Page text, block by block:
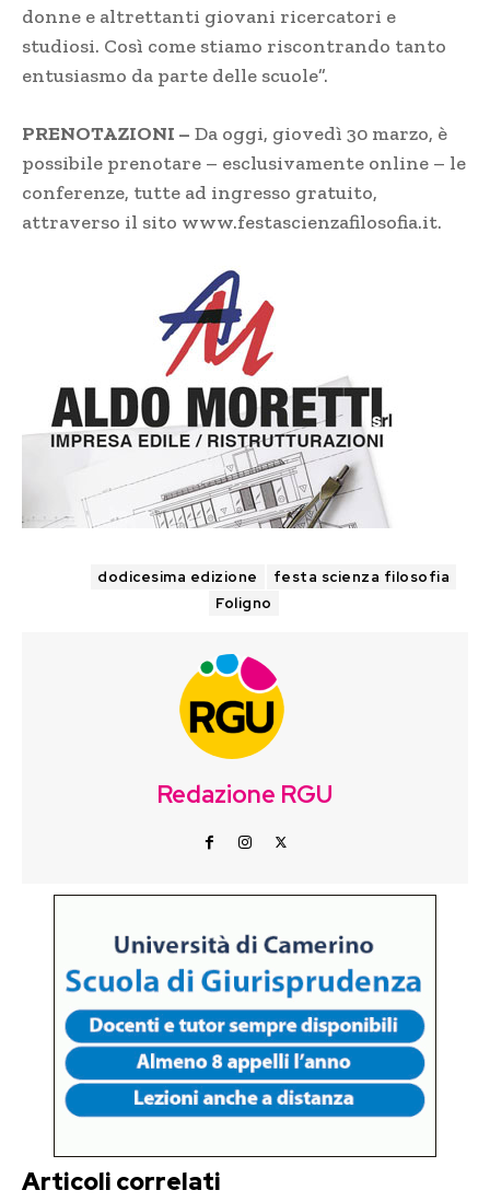
donne e altrettanti giovani ricercatori e
studiosi. Così come stiamo riscontrando tanto
entusiasmo da parte delle scuole”.
PRENOTAZIONI – Da oggi, giovedì 30 marzo, è
possibile prenotare – esclusivamente online – le
conferenze, tutte ad ingresso gratuito,
attraverso il sito www.festascienzafilosofia.it.
dodicesima edizione
festa scienza filosofia
Foligno
Redazione RGU
Articoli correlati